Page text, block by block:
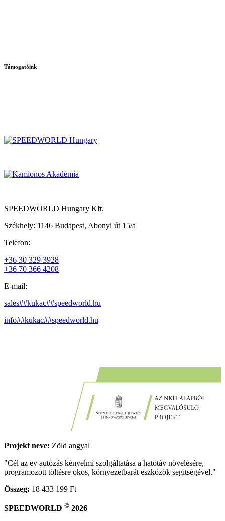
Támogatóink
SPEEDWORLD Hungary Kft.
Székhely: 1146 Budapest, Abonyi út 15/a
Telefon:
+36 30 329 3928
+36 70 366 4208
E-mail:
sales##kukac##speedworld.hu
info##kukac##speedworld.hu
Projekt neve: Zöld angyal
"Cél az ev autózás kényelmi szolgáltatása a hatótáv növelésére,
programozott töltésre okos, környezetbarát eszközök segítségével."
Összeg: 18 433 199 Ft
SPEEDWORLD © 2026